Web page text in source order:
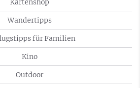
Kartenshop
Wandertipps
für Familien
Kino
Outdoor